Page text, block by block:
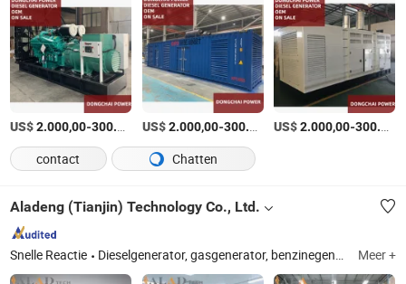
US$2.000,00-300.000,00 /Stuk
US$2.000,00-300.000,00 /Stuk
US$2.000,00-300.000,00
contact Chatten
Aladeng (Tianjin) Technology Co., Ltd.
Snelle Reactie Dieselgenerator, gasgenerator, benzinegenerator Meer +